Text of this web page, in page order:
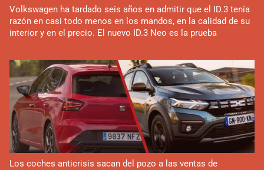
Volkswagen ha tardado seis años en admitir que el ID.3 tenía
razón en casi todo menos en los mandos, en la calidad de su
interior y en el precio. El nuevo ID.3 Neo es la prueba
Los coches anticrisis sacan del pozo a las ventas de